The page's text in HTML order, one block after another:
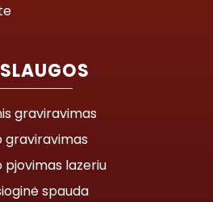
graviravimas
graviravimas
pjovimas lazeriu
spauda